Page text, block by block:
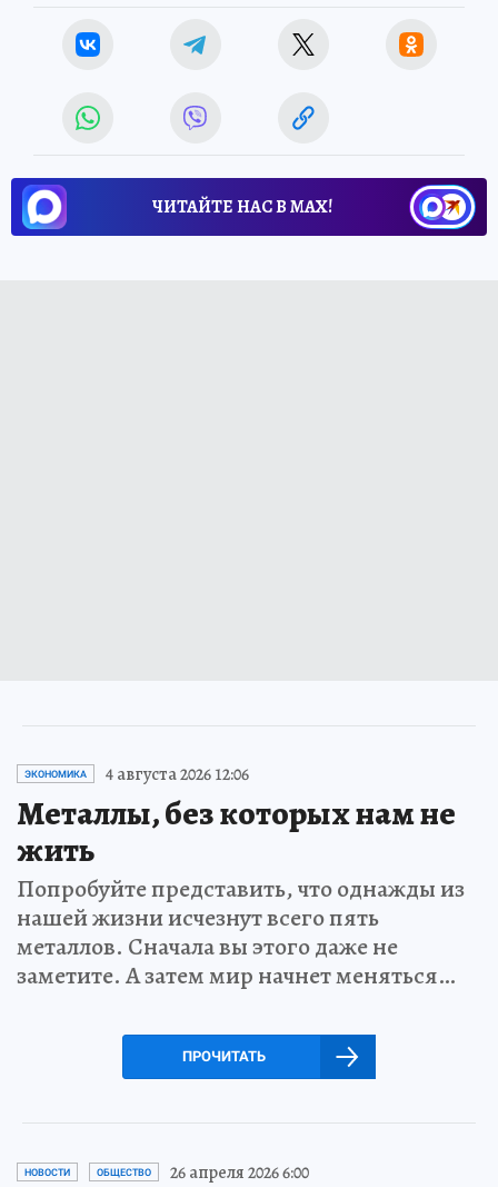
ЧИТАЙТЕ НАС В МАХ!
ЭКОНОМИКА 4 августа 2026 12:06
Металлы, без которых нам не
жить
Попробуйте представить, что однажды из
нашей жизни исчезнут всего пять
металлов. Сначала вы этого даже не
заметите. А затем мир начнет меняться…
ПРОЧИТАТЬ
НОВОСТИ ОБЩЕСТВО 26 апреля 2026 6:00